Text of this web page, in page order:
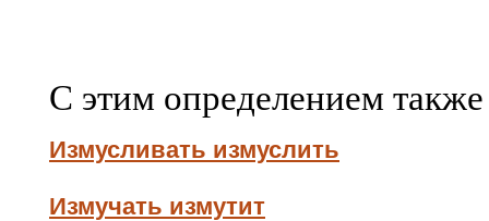
С этим определением
Измусливать измуслить
Измучать измутит